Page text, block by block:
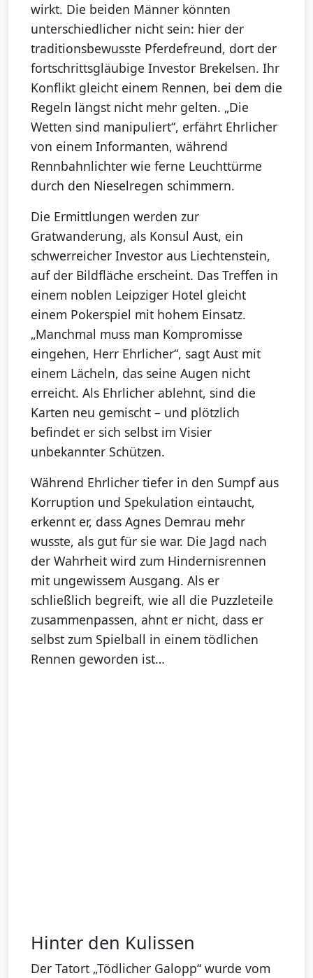
wirkt. Die beiden Männer könnten
unterschiedlicher nicht sein: hier der
traditionsbewusste Pferdefreund, dort der
fortschrittsgläubige Investor Brekelsen. Ihr
Konflikt gleicht einem Rennen, bei dem die
Regeln längst nicht mehr gelten. „Die
Wetten sind manipuliert“, erfährt Ehrlicher
von einem Informanten, während
Rennbahnlichter wie ferne Leuchttürme
durch den Nieselregen schimmern.
Die Ermittlungen werden zur
Gratwanderung, als Konsul Aust, ein
schwerreicher Investor aus Liechtenstein,
auf der Bildfläche erscheint. Das Treffen in
einem noblen Leipziger Hotel gleicht
einem Pokerspiel mit hohem Einsatz.
„Manchmal muss man Kompromisse
eingehen, Herr Ehrlicher“, sagt Aust mit
einem Lächeln, das seine Augen nicht
erreicht. Als Ehrlicher ablehnt, sind die
Karten neu gemischt – und plötzlich
befindet er sich selbst im Visier
unbekannter Schützen.
Während Ehrlicher tiefer in den Sumpf aus
Korruption und Spekulation eintaucht,
erkennt er, dass Agnes Demrau mehr
wusste, als gut für sie war. Die Jagd nach
der Wahrheit wird zum Hindernisrennen
mit ungewissem Ausgang. Als er
schließlich begreift, wie all die Puzzleteile
zusammenpassen, ahnt er nicht, dass er
selbst zum Spielball in einem tödlichen
Rennen geworden ist…
Hinter den Kulissen
Der Tatort „Tödlicher Galopp“ wurde vom